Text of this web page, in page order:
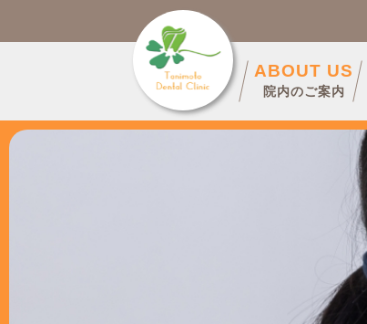
ABOUT US
院内のご案内